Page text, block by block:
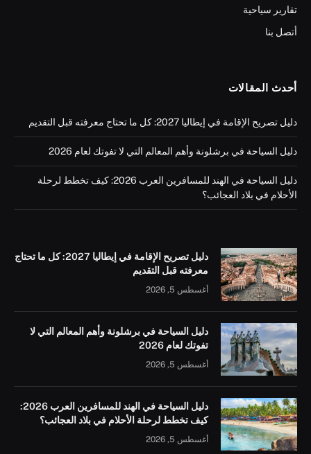
تقارير سياحية
أتصل بنا
أحدث المقالات
دليل تصريح الإقامة في إيطاليا 2027: كل ما تحتاج معرفته قبل التقديم
دليل السياحة في برشلونة وأهم المعالم التي لا تفوتك لعام 2026
دليل السياحة في الهند للمسافرين العرب 2026: كيف تخطط لرحلة
الأحلام في بلاد العجائب؟
دليل تصريح الإقامة في إيطاليا 2027: كل ما تحتاج
معرفته قبل التقديم
أغسطس 5, 2026
دليل السياحة في برشلونة وأهم المعالم التي لا
تفوتك لعام 2026
أغسطس 5, 2026
دليل السياحة في الهند للمسافرين العرب 2026:
كيف تخطط لرحلة الأحلام في بلاد العجائب؟
أغسطس 5, 2026